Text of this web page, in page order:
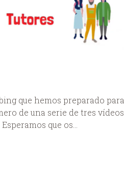
que hemos preparado para
de una serie de tres vídeos
que os...